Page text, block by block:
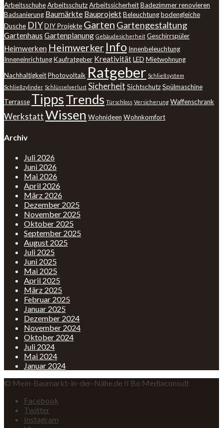
ArbeitsschuheArbeitsschutzArbeitssicherheitBadezimmer renovieren
Badsanierung Baumärkte BauprojektBeleuchtungbodengleiche
Dusche DIYDIY Projekte Garten Gartengestaltung
Gartenhaus Gartenplanung Gebäudesicherheit Geschirrspüler
Heimwerken Heimwerker Info Innenbeleuchtung
InneneinrichtungKaufratgeber KreativitätLED Mietwohnung
NachhaltigkeitPhotovoltaik Ratgeber Schließsystem
Schließzylinder Schlüsselverlust Sicherheit SichtschutzSpülmaschine
Terrasse TippsTrends Türschloss Versicherung Waffenschrank
WerkstattWissen Wohnideen Wohnkomfort
Archiv
Juli 2026
Juni 2026
Mai 2026
April 2026
März 2026
Dezember 2025
November 2025
Oktober 2025
September 2025
August 2025
Juli 2025
Juni 2025
Mai 2025
April 2025
März 2025
Februar 2025
Januar 2025
Dezember 2024
November 2024
Oktober 2024
Juli 2024
Mai 2024
Januar 2024
© Mein-Baumarkt-in-der-Nähe.de II Bo Mediaconsult
Facebook
Twitter
Instagram